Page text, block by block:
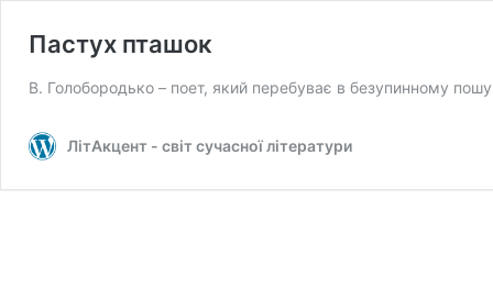
Пастух пташок
В. Голобородько – поет, який перебуває в безупинному
ЛітАкцент - світ сучасної літератури